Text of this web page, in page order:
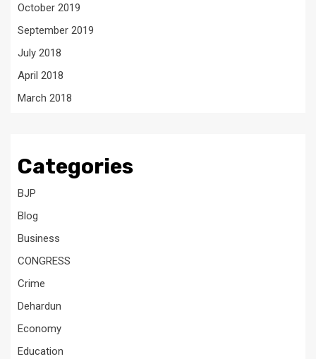
October 2019
September 2019
July 2018
April 2018
March 2018
Categories
BJP
Blog
Business
CONGRESS
Crime
Dehardun
Economy
Education